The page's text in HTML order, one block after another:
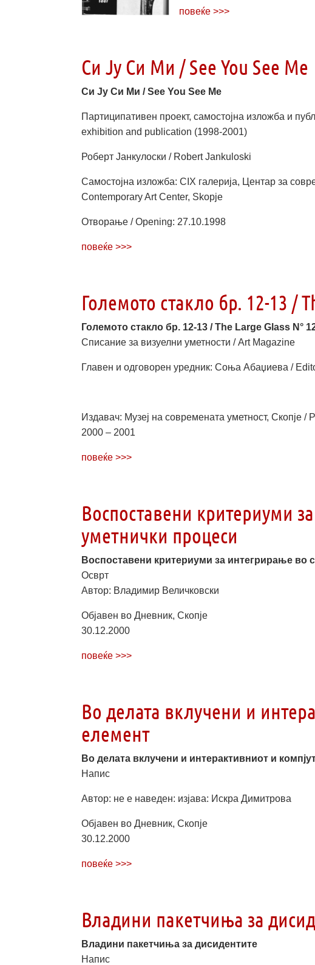
повеќе >>>
Си Ју Си Ми / See You See Me
Си Ју Си Ми / See You See Me
Партиципативен проект, самостојна изложба и
exhibition and publication (1998-2001)
Роберт Јанкулоски / Robert Jankuloski
Самостојна изложба: CIX галерија, Центар за
Contemporary Art Center, Skopje
Отворање / Opening: 27.10.1998
повеќе >>>
Големото стакло бр. 12-13 /
Големото стакло бр. 12-13 / The Large Glass N°
Списание за визуелни уметности / Art Magazine
Главен и одговорен уредник: Соња Абаџиева /
Издавач: Музеј на современата уметност, Скопје
2000 – 2001
повеќе >>>
Воспоставени критериуми
уметнички процеси
Воспоставени критериуми за интегрирање во
Осврт
Автор: Владимир Величковски
Објавен во Дневник, Скопје
30.12.2000
повеќе >>>
Во делата вклучени и
елемент
Во делата вклучени и интерактивниот и
Напис
Автор: не е наведен: изјава: Искра Димитрова
Објавен во Дневник, Скопје
30.12.2000
повеќе >>>
Владини пакетчиња за
Владини пакетчиња за дисидентите
Напис